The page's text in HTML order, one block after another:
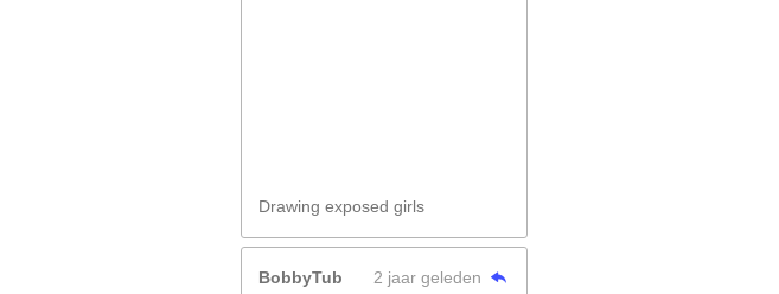
Drawing exposed girls
BobbyTub
2 jaar geleden